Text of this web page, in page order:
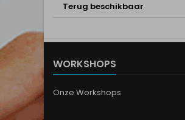
Terug beschikbaar
WORKSHOPS
Onze Workshops